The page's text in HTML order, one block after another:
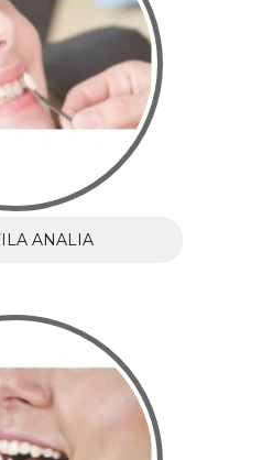
ANALIA